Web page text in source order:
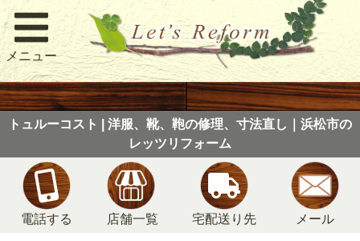
メニュー
トュルーコスト | 洋服、靴、鞄の修理、寸法直し｜浜松市の
レッツリフォーム
電話する 店舗一覧 宅配送り先 メール